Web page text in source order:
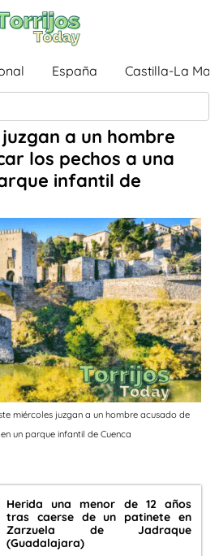
España Castilla-La
a un hombre
los pechos a una
infantil de
miércoles juzgan a un hombre acusado de
un parque infantil de Cuenca
Herida una menor de 12 años
tras caerse de un patinete en
Zarzuela de Jadraque
(Guadalajara)